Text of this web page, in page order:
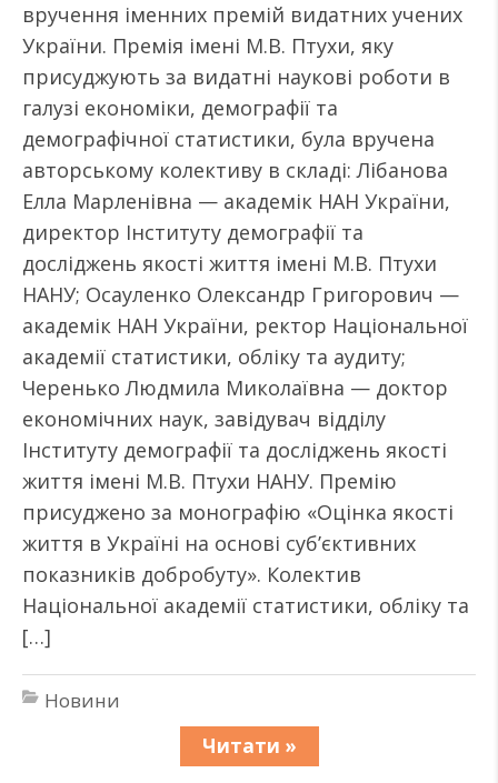
вручення іменних премій видатних учених
України. Премія імені М.В. Птухи, яку
присуджують за видатні наукові роботи в
галузі економіки, демографії та
демографічної статистики, була вручена
авторському колективу в складі: Лібанова
Елла Марленівна — академік НАН України,
директор Інституту демографії та
досліджень якості життя імені М.В. Птухи
НАНУ; Осауленко Олександр Григорович —
академік НАН України, ректор Національної
академії статистики, обліку та аудиту;
Черенько Людмила Миколаївна — доктор
економічних наук, завідувач відділу
Інституту демографії та досліджень якості
життя імені М.В. Птухи НАНУ. Премію
присуджено за монографію «Оцінка якості
життя в Україні на основі суб’єктивних
показників добробуту». Колектив
Національної академії статистики, обліку та
[…]
Новини
Читати »